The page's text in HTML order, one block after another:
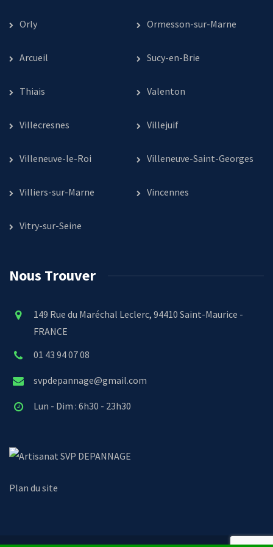
Orly Ormesson-sur-Marne
Arcueil Sucy-en-Brie
Thiais Valenton
Villecresnes Villejuif
Villeneuve-le-Roi Villeneuve-Saint-Georges
Villiers-sur-Marne Vincennes
Vitry-sur-Seine
Nous Trouver
149 Rue du Maréchal Leclerc, 94410 Saint-Maurice -
FRANCE
01 43 94 07 08
svpdepannage@gmail.com
Lun - Dim : 6h30 - 23h30
SVP DEPANNAGE
Plan du site